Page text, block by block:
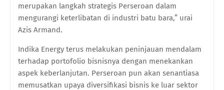
merupakan langkah strategis Perseroan dalam
mengurangi keterlibatan di industri batu bara,” urai
Azis Armand.
Indika Energy terus melakukan peninjauan mendalam
terhadap portofolio bisnisnya dengan menekankan
aspek keberlanjutan. Perseroan pun akan senantiasa
memusatkan upaya diversifikasi bisnis ke luar sektor